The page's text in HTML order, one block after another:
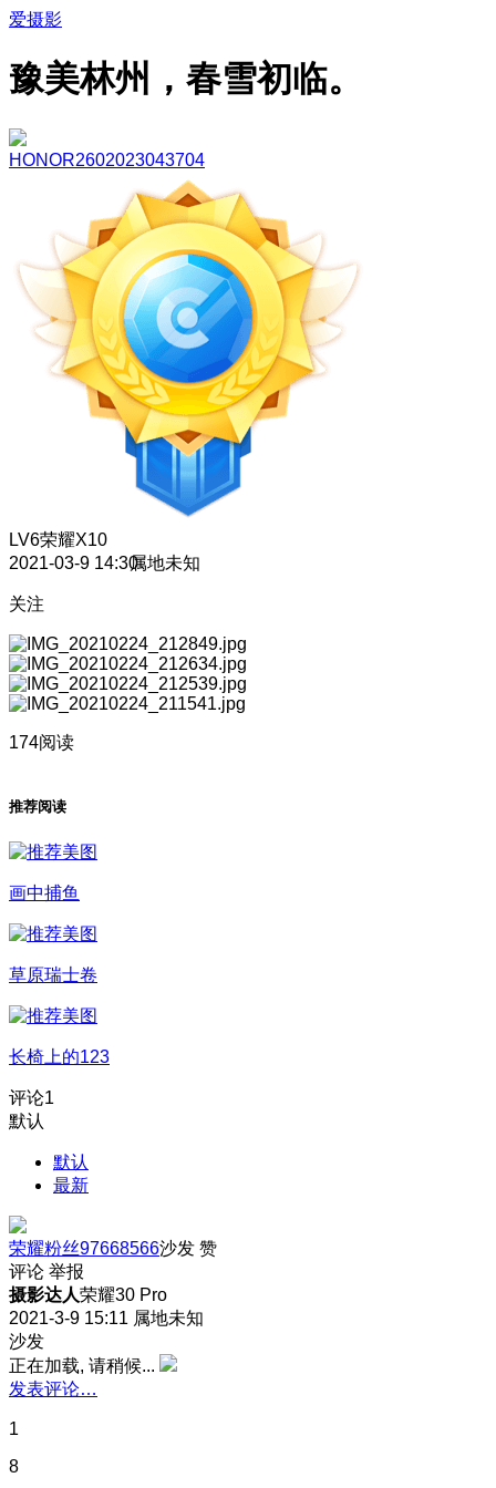
爱摄影
豫美林州，春雪初临。
HONOR2602023043704
LV6荣耀X10
2021-03-9 14:30属地未知
关注
174阅读
推荐阅读
画中捕鱼
草原瑞士卷
长椅上的123
评论1
默认
默认
最新
荣耀粉丝97668566沙发 赞
评论 举报
摄影达人荣耀30 Pro
2021-3-9 15:11 属地未知
沙发
正在加载, 请稍候...
发表评论…
1
8